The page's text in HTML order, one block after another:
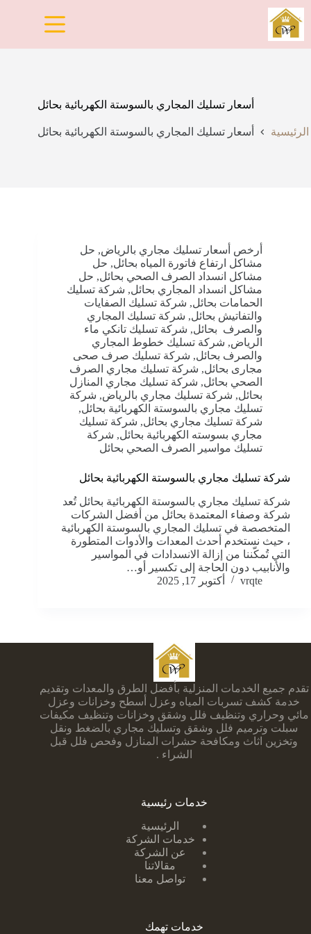
التجاوز
إلى
المحتوى
أسعار تسليك المجاري بالسوستة الكهربائية بحائل
الرئيسية أسعار تسليك المجاري بالسوستة الكهربائية بحائل
أرخص أسعار تسليك مجاري بالرياض, حل
مشاكل ارتفاع فاتورة المياه بحائل, حل
مشاكل انسداد الصرف الصحي بحائل, حل
مشاكل انسداد المجاري بحائل, شركة تسليك
الحمامات بحائل, شركة تسليك الصفايات
والتفاتيش بحائل, شركة تسليك المجاري
والصرف بحائل, شركة تسليك تانكي ماء
الرياض, شركة تسليك خطوط المجاري
والصرف بحائل, شركة تسليك صرف صحى
مجارى بحائل, شركة تسليك مجاري الصرف
الصحي بحائل, شركة تسليك مجاري المنازل
بحائل, شركة تسليك مجاري بالرياض, شركة
تسليك مجاري بالسوستة الكهربائية بحائل,
شركة تسليك مجاري بحائل, شركة تسليك
مجاري بسوسته الكهربائية بحائل, شركة
تسليك مواسير الصرف الصحي بحائل
شركة تسليك مجاري بالسوستة الكهربائية بحائل
شركة تسليك مجاري بالسوستة الكهربائية بحائل تُعد
شركة وصفاء المعتمدة بحائل من أفضل الشركات
المتخصصة في تسليك المجاري بالسوستة الكهربائية
، حيث نستخدم أحدث المعدات والأدوات المتطورة
التي تُمكّننا من إزالة الانسدادات في المواسير
والأنابيب دون الحاجة إلى تكسير أو…
vrqte
أكتوبر 17, 2025
تقدم جميع الخدمات المنزلية بأفضل الطرق والمعدات وتقديم
خدمة كشف تسربات المياه وعزل أسطح وخزانات وعزل
مائي وحراري وتنظيف فلل وشقق وخزانات وتنظيف مكيفات
سبلت وترميم فلل وشقق وتسليك مجاري بالضغط ونقل
وتخزين اثاث ومكافحة حشرات المنازل وفحص فلل قبل
الشراء .
خدمات رئيسية
الرئيسية
خدمات الشركة
عن الشركة
مقالاتنا
تواصل معنا
خدمات تهمك